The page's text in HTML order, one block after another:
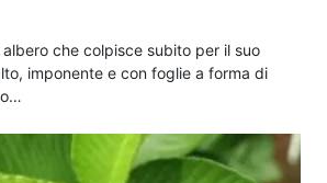
che colpisce subito per il suo
imponente e con foglie a forma di